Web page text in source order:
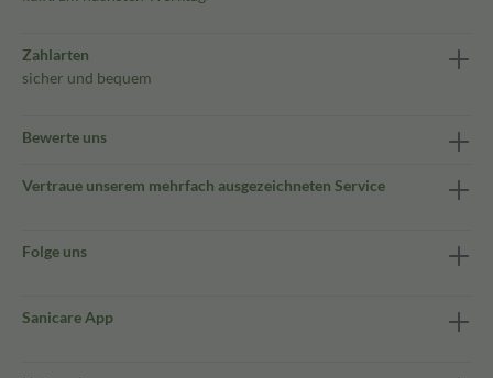
Zahlarten
sicher und bequem
Bewerte uns
Vertraue unserem mehrfach ausgezeichneten Service
Folge uns
Sanicare App